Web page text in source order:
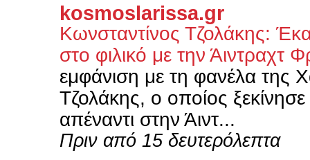
kosmoslarissa.gr
Κωνσταντίνος Τζολάκης:
στο φιλικό με την Άιντραχτ
εμφάνιση με τη φανέλα της
Τζολάκης, ο οποίος
απέναντι στην Άιντ...
Πριν από 15 δευτερόλεπτα